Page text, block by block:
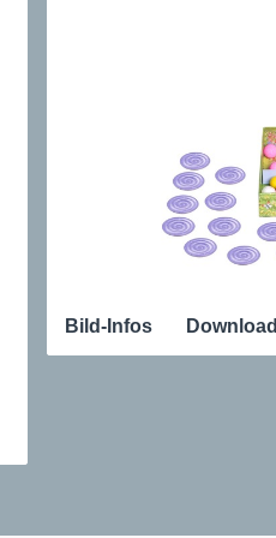
Bild-Infos Download